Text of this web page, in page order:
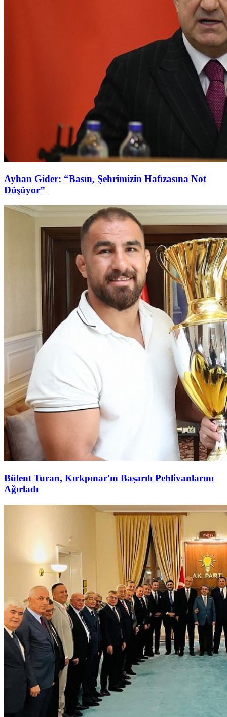
Ayhan Gider: “Basın, Şehrimizin Hafızasına Not
Düşüyor”
Bülent Turan, Kırkpınar'ın Başarılı Pehlivanlarını
Ağırladı